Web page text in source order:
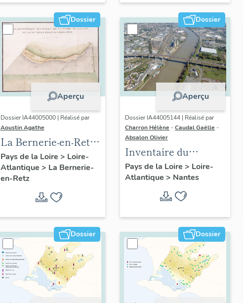
Dossier
Aperçu
Dossier IA44005000 | Réalisé par
Aoustin Agathe
La Bernerie-en-Retz :
présentation de la
commune
Pays de la Loire > Loire-
Atlantique > La Bernerie-
en-Retz
Dossier
Aperçu
Dossier IA44005144 | Réalisé par
Charron Hélène -Caudal Gaëlle -
Absalon Olivier
Inventaire du
quartier du Bas-
Chantenay :
présentation de
Pays de la Loire > Loire-
Atlantique > Nantes
Dossier Dossier